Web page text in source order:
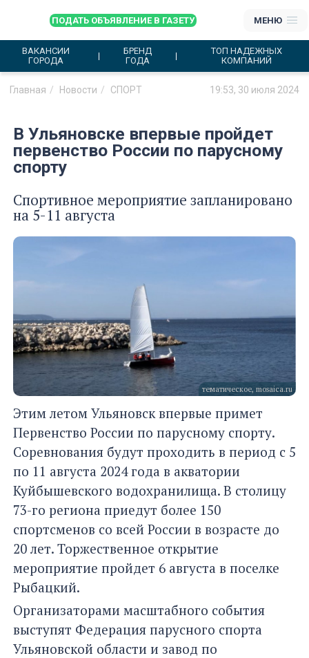
ПОДАТЬ ОБЪЯВЛЕНИЕ В ГАЗЕТУ МЕНЮ
ВАКАНСИИ
ГОРОДА
БРЕНД
ГОДА
ТОП НАДЕЖНЫХ
КОМПАНИЙ
Главная Новости СПОРТ 19:53, 30 июля 2024
В Ульяновске впервые пройдет
первенство России по парусному
спорту
Спортивное мероприятие запланировано
на 5-11 августа
тематическое, mosaica.ru
Этим летом Ульяновск впервые примет
Первенство России по парусному спорту.
Соревнования будут проходить в период с 5
по 11 августа 2024 года в акватории
Куйбышевского водохранилища. В столицу
73-го региона приедут более 150
спортсменов со всей России в возрасте до
20 лет. Торжественное открытие
мероприятие пройдет 6 августа в поселке
Рыбацкий.
Организаторами масштабного события
выступят Федерация парусного спорта
Ульяновской области и завод по